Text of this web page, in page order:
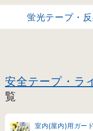
蛍光テープ・
安全テープ・ラ
覧
室内(屋内)用ガー